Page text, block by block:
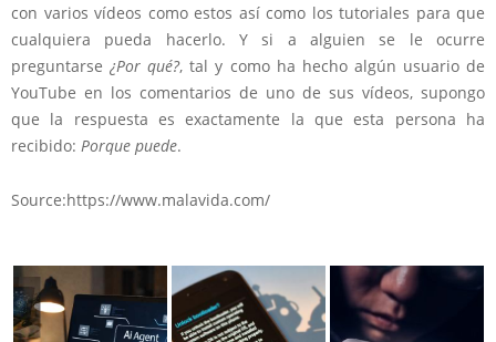
con varios vídeos como estos así como los tutoriales para que
cualquiera pueda hacerlo. Y si a alguien se le ocurre
preguntarse¿Por qué?, tal y como ha hecho algún usuario de
YouTube en los comentarios de uno de sus vídeos, supongo
que la respuesta es exactamente la que esta persona ha
recibido: Porque puede.
Source:https://www.malavida.com/